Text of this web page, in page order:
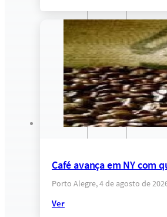
Café avança em NY com
Porto Alegre, 4 de agosto de
Ver